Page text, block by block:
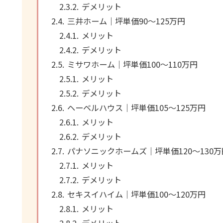
デメリット
三井ホーム｜坪単価90～125万円
メリット
デメリット
ミサワホーム｜坪単価100～110万円
メリット
デメリット
ヘーベルハウス｜坪単価105～125万円
メリット
デメリット
パナソニックホームズ｜坪単価120～130
メリット
デメリット
セキスイハイム｜坪単価100～120万円
メリット